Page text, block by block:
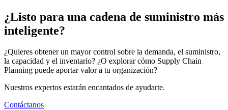
¿Listo para una cadena de suministro más
inteligente?
¿Quieres obtener un mayor control sobre la demanda, el suministro,
la capacidad y el inventario? ¿O explorar cómo Supply Chain
Planning puede aportar valor a tu organización?
Nuestros expertos estarán encantados de ayudarte.
Contáctanos